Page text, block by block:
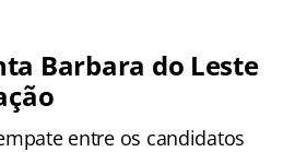
Barbara do Leste
entre os candidatos